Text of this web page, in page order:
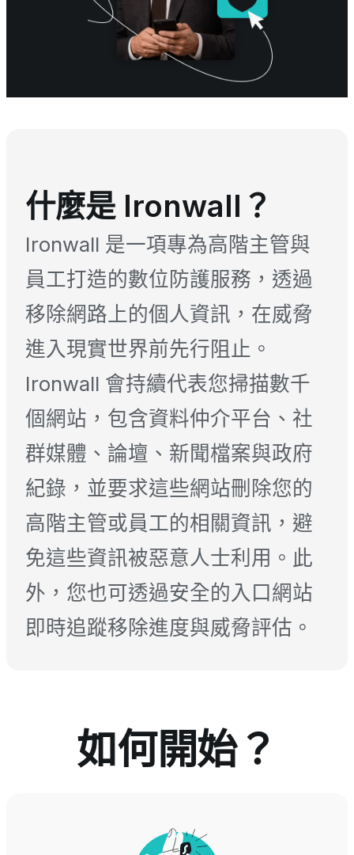
什麼是 Ironwall？
Ironwall 是一項專為高階主管與
員工打造的數位防護服務，透過
移除網路上的個人資訊，在威脅
進入現實世界前先行阻止。
Ironwall 會持續代表您掃描數千
個網站，包含資料仲介平台、社
群媒體、論壇、新聞檔案與政府
紀錄，並要求這些網站刪除您的
高階主管或員工的相關資訊，避
免這些資訊被惡意人士利用。此
外，您也可透過安全的入口網站
即時追蹤移除進度與威脅評估。
如何開始？